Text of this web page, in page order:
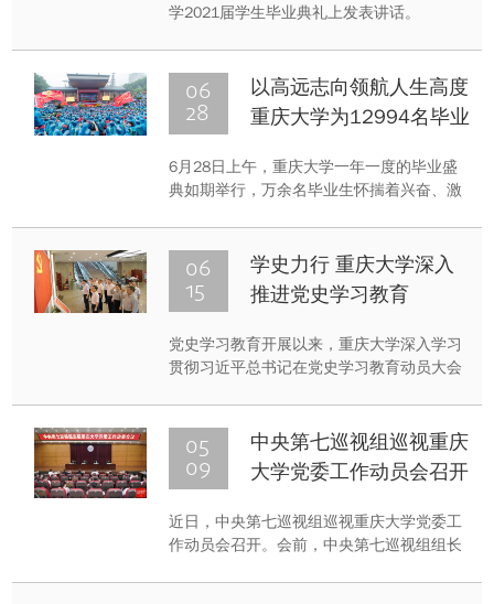
学2021届学生毕业典礼上发表讲话。
06
28
以高远志向领航人生高度
重庆大学为12994名毕业
6月28日上午，重庆大学一年一度的毕业盛
典如期举行，万余名毕业生怀揣着兴奋、激
06
15
学史力行 重庆大学深入
推进党史学习教育
党史学习教育开展以来，重庆大学深入学习
贯彻习近平总书记在党史学习教育动员大会
学习成效转化为推动学校发展的强大力量，
奋力推进学校内涵发展、特色发展、高质量
发展。
05
09
中央第七巡视组巡视重庆
大学党委工作动员会召开
近日，中央第七巡视组巡视重庆大学党委工
作动员会召开。会前，中央第七巡视组组长